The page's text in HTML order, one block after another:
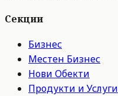
Секции
Бизнес
Местен Бизнес
Нови Обекти
Продукти и Услуги